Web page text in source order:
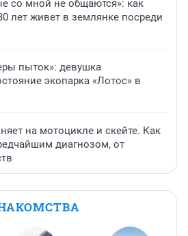
со мной не общаются»: как
лет живет в землянке посреди
пыток»: девушка
экопарка «Лотос» в
на мотоцикле и скейте. Как
диагнозом, от